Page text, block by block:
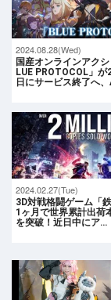
2024.08.28(Wed)
国産オンラインアク
LUE PROTOCOL」
日にサービス終了へ
2024.02.27(Tue)
3D対戦格闘ゲーム「
1ヶ月で世界累計出荷
を突破！近日中にア…